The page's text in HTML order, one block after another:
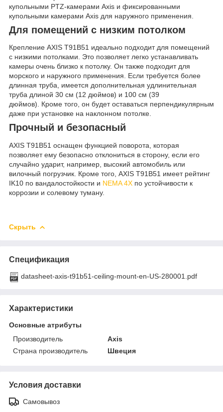
купольными PTZ-камерами Axis и фиксированными
купольными камерами Axis для наружного применения.
Для помещений с низким потолком
Крепление AXIS T91B51 идеально подходит для помещений
с низкими потолками. Это позволяет легко устанавливать
камеры очень близко к потолку. Он также подходит для
морского и наружного применения. Если требуется более
длинная труба, имеется дополнительная удлинительная
труба длиной 30 см (12 дюймов) и 100 см (39
дюймов). Кроме того, он будет оставаться перпендикулярным
даже при установке на наклонном потолке.
Прочный и безопасный
AXIS T91B51 оснащен функцией поворота, которая
позволяет ему безопасно отклониться в сторону, если его
случайно ударит, например, высокий автомобиль или
вилочный погрузчик. Кроме того, AXIS T91B51 имеет рейтинг
IK10 по вандалостойкости и NEMA 4X по устойчивости к
коррозии и солевому туману.
Скрыть
Спецификация
datasheet-axis-t91b51-ceiling-mount-en-US-280001.pdf
Характеристики
Основные атрибуты
Производитель
Axis
Страна производитель
Швеция
Условия доставки
Самовывоз